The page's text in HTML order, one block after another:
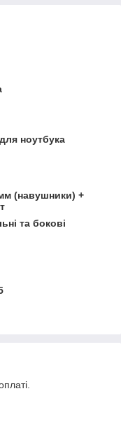
ноутбука
(навушники) +
та бокові